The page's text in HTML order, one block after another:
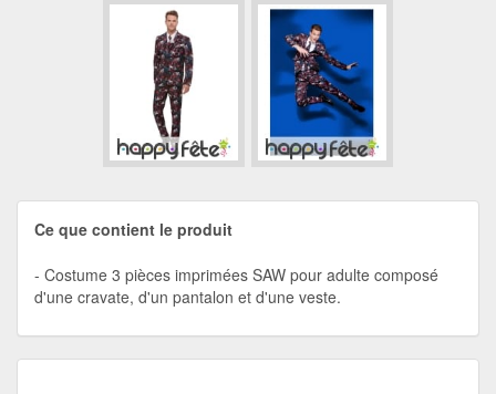
Ce que contient le produit
Costume 3 pièces imprimées SAW pour adulte composé
d'une cravate, d'un pantalon et d'une veste.